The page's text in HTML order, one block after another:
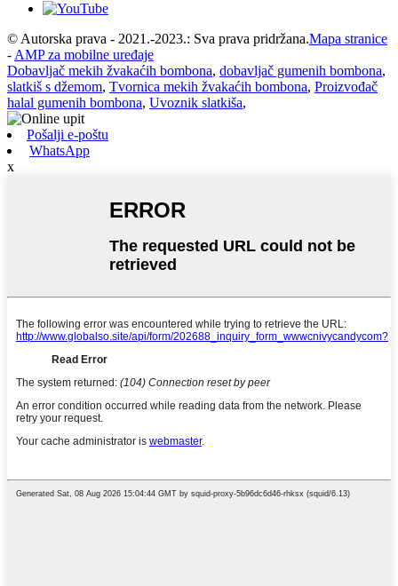
© Autorska prava - 2021.-2023.: Sva prava pridržana.Mapa stranice
- AMP za mobilne uređaje
Dobavljač mekih žvakaćih bombona, dobavljač gumenih bombona,
slatkiš s džemom, Tvornica mekih žvakaćih bombona, Proizvođač
halal gumenih bombona, Uvoznik slatkiša,
Pošalji e-poštu
WhatsApp
x